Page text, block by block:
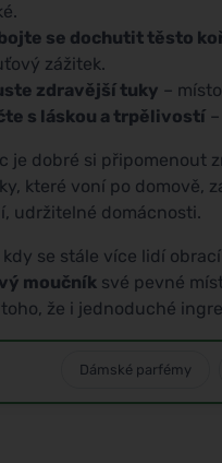
se dochutit těsto
zážitek.
zdravější tuky –
s láskou a trpělivostí
je dobré si připomenout
které voní po domově,
udržitelné domácnosti.
kdy se stále více lidí
moučník své pevné
že i jednoduché
Dámské parfémy